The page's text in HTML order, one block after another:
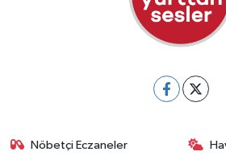
Nöbetçi Eczaneler